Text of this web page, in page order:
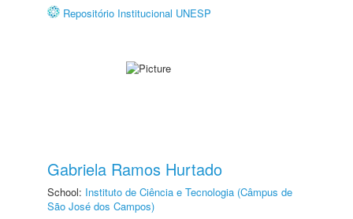
Repositório Institucional UNESP
Gabriela Ramos Hurtado
School: Instituto de Ciência e Tecnologia (Câmpus de
São José dos Campos)